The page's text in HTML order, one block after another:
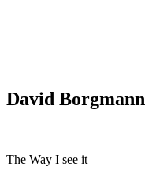
David Borgmann
The Way I see it